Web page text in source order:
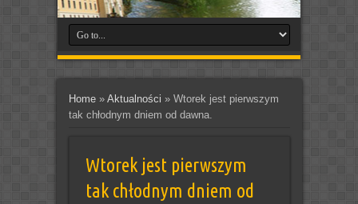
Home» Aktualności » Wtorek jest pierwszym
tak chłodnym dniem od dawna.
Wtorek jest pierwszym
tak chłodnym dniem od